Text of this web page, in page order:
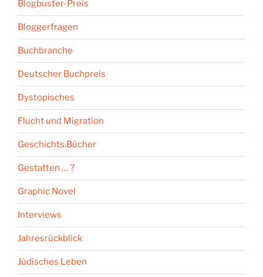
Blogbuster-Preis
Bloggerfragen
Buchbranche
Deutscher Buchpreis
Dystopisches
Flucht und Migration
Geschichts.Bücher
Gestatten … ?
Graphic Novel
Interviews
Jahresrückblick
Jüdisches Leben